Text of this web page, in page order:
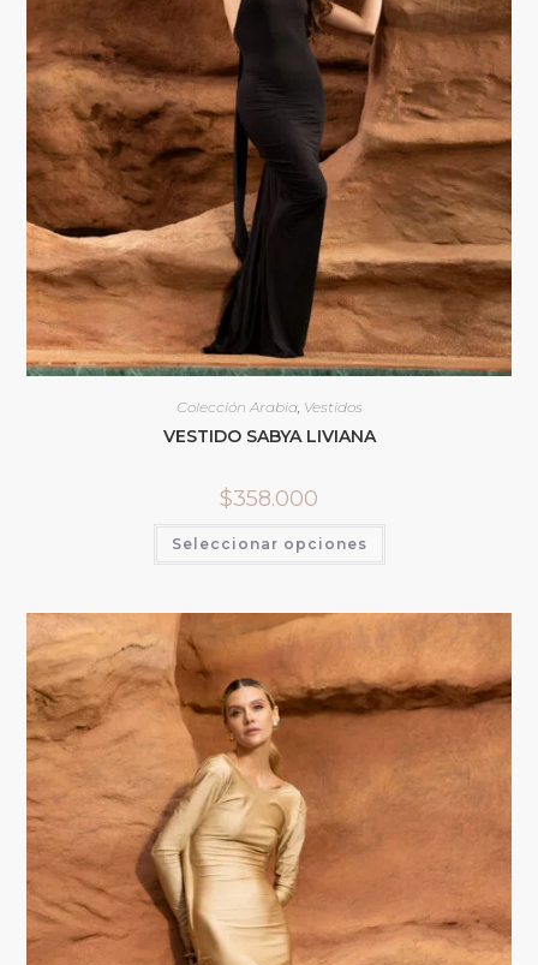
Colección Arabia, Vestidos
VESTIDO SABYA LIVIANA
$358.000
Seleccionar opciones